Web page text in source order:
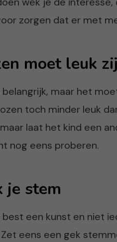
zorgen dat er met
moet leuk
maar het
toch minder leuk
laat het kind een
nog eens proberen.
je stem
best een kunst en niet
eens een gek